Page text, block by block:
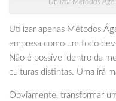
Utilizar Métodos
Utilizar apenas Métodos
empresa como um todo
Não é possível dentro da
culturas distintas. Uma irá
Obviamente, transformar